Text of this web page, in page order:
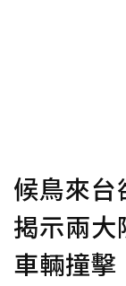
候鳥來
揭示兩大
車輛撞擊